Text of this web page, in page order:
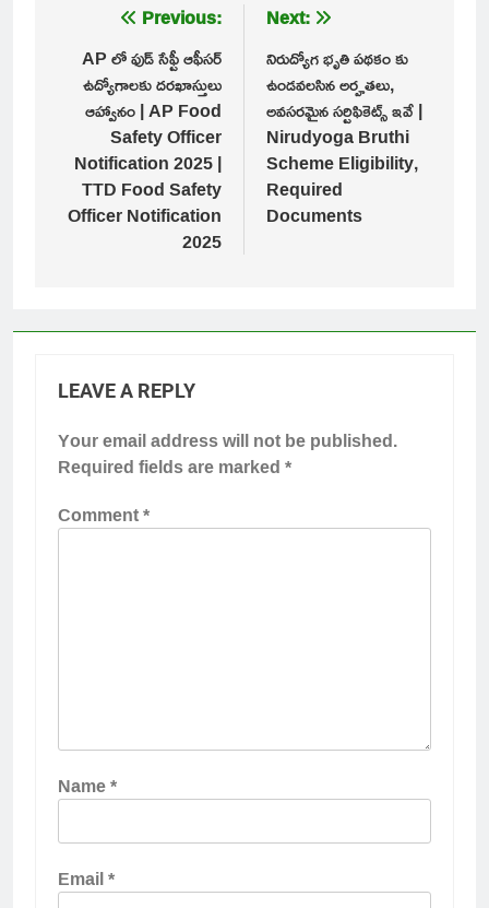
navigation
Previous:
AP లో ఫుడ్ సేఫ్టీ ఆఫీసర్
ఉద్యోగాలకు దరఖాస్తులు
ఆహ్వానం | AP Food
Safety Officer
Notification 2025 |
TTD Food Safety
Officer Notification
2025
Next:
నిరుద్యోగ భృతి పథకం కు
ఉండవలసిన అర్హతలు,
అవసరమైన సర్టిఫికెట్స్ ఇవే |
Nirudyoga Bruthi
Scheme Eligibility,
Required
Documents
LEAVE A REPLY
Your email address will not be published.
Required fields are marked*
Comment*
Name*
Email*